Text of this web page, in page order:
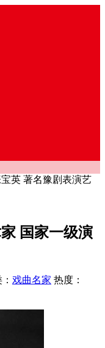
英 著名豫剧表演艺
国家一级演
戏曲名家 热度：